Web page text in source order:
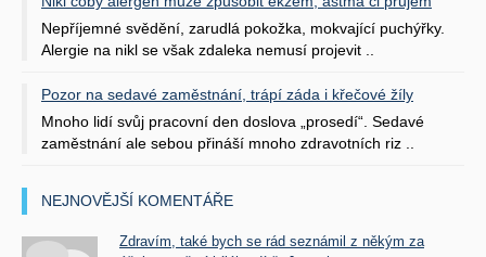
Nepříjemné svědění, zarudlá pokožka, mokvající puchýřky.
Alergie na nikl se však zdaleka nemusí projevit ..
Pozor na sedavé zaměstnání, trápí záda i křečové žíly
Mnoho lidí svůj pracovní den doslova „prosedí“. Sedavé
zaměstnání ale sebou přináší mnoho zdravotních riz ..
NEJNOVĚJŠÍ KOMENTÁŘE
Zdravím, také bych se rád seznámil z někým za